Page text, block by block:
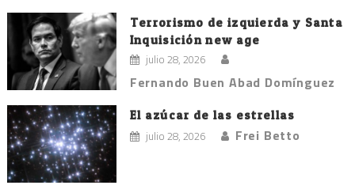
Terrorismo de izquierda y Santa
Inquisición new age
julio 28, 2026
Fernando Buen Abad Domínguez
El azúcar de las estrellas
julio 28, 2026 Frei Betto